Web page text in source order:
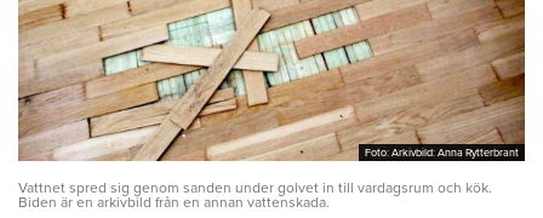
Foto: Arkivbild: Anna Rytterbrant
Foto: Arkivbild: Anna Rytterbrant
Vattnet spred sig genom sanden under golvet in till vardagsrum och kök.
Biden är en arkivbild från en annan vattenskada.